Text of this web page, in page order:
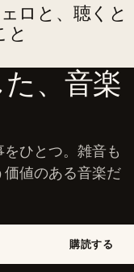
ロと、聴くと
と
、音楽
ひとつ。雑音も
値のある音楽だ
購読する